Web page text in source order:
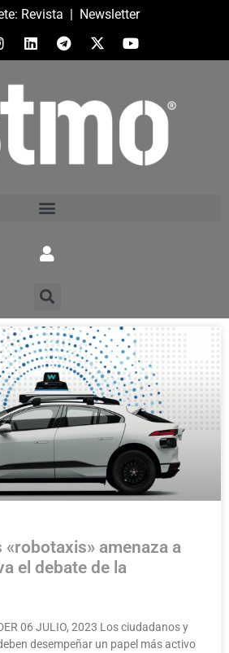
Revista | Newsletter
«robotaxis» amenaza a
el debate de la
06 JULIO, 2023 Los ciudadanos y
desempeñar un papel más activo